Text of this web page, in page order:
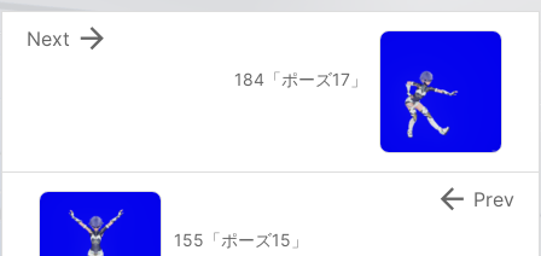
184「ポーズ17」

Next
155「ポーズ15」
 Prev